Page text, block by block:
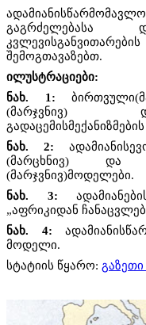
შემოგთავაზებთ.
ილუსტრაციები:
ნახ. 1:
(მარჯვნივ)
ნახ. 2:
(მარცხნივ) და
(მარჯვნივ)მოდელები.
ნახ. 3:
„აფრიკიდან
ნახ. 4:
მოდელი.
სტატიის წყარო: გაზეთი